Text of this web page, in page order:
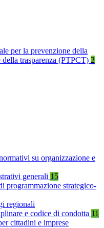
per la prevenzione della
della trasparenza (PTPCT) 2
su organizzazione e
generali 15
programmazione strategico-
regionali
e codice di condotta 11
cittadini e imprese